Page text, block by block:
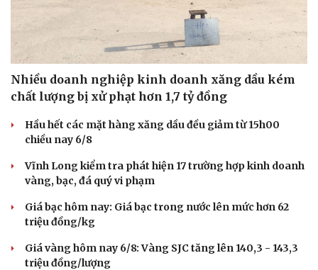
Nhiều doanh nghiệp kinh doanh xăng dầu kém
chất lượng bị xử phạt hơn 1,7 tỷ đồng
Hầu hết các mặt hàng xăng dầu đều giảm từ 15h00
chiều nay 6/8
Vĩnh Long kiểm tra phát hiện 17 trường hợp kinh doanh
vàng, bạc, đá quý vi phạm
Giá bạc hôm nay: Giá bạc trong nước lên mức hơn 62
triệu đồng/kg
Giá vàng hôm nay 6/8: Vàng SJC tăng lên 140,3 - 143,3
triệu đồng/lượng